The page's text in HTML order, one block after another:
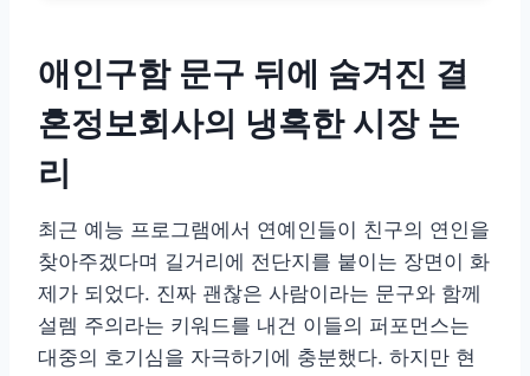
애인구함 문구 뒤에 숨겨진 결
혼정보회사의 냉혹한 시장 논
리
최근 예능 프로그램에서 연예인들이 친구의 연인을
찾아주겠다며 길거리에 전단지를 붙이는 장면이 화
제가 되었다. 진짜 괜찮은 사람이라는 문구와 함께
설렘 주의라는 키워드를 내건 이들의 퍼포먼스는
대중의 호기심을 자극하기에 충분했다. 하지만 현